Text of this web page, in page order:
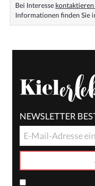
Bei Interesse kontaktieren
Informationen finden Sie
NEWSLETTER